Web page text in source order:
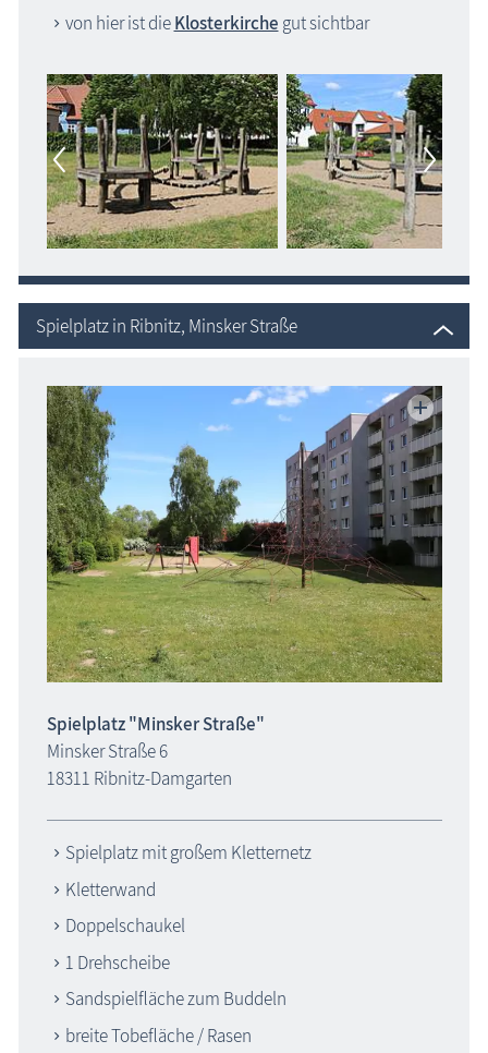
von hier ist dieKlosterkirche gut sichtbar
Spielplatz in Ribnitz, Minsker Straße
Spielplatz "Minsker Straße"
Minsker Straße 6
18311 Ribnitz-Damgarten
Spielplatz mit großem Kletternetz
Kletterwand
Doppelschaukel
1 Drehscheibe
Sandspielfläche zum Buddeln
breite Tobefläche / Rasen